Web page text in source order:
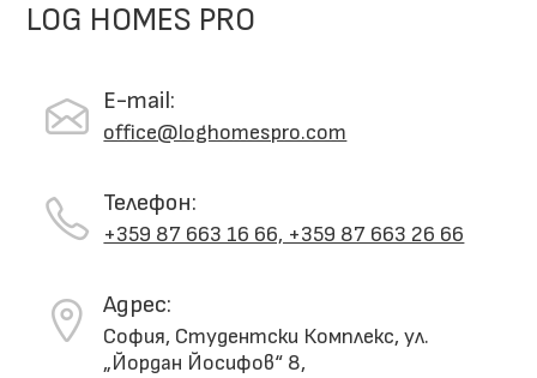
LOG HOMES PRO
E-mail:
office@loghomespro.com
Телефон:
+359 87 663 16 66, +359 87 663 26 66
Адрес:
София, Студентски Комплекс, ул.
„Йордан Йосифов“ 8,